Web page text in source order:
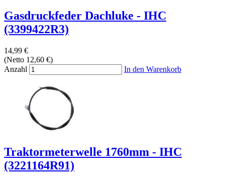
Gasdruckfeder Dachluke - IHC
(3399422R3)
14,99 €
(Netto 12,60 €)
Anzahl
In den Warenkorb
Traktormeterwelle 1760mm - IHC
(3221164R91)